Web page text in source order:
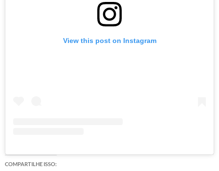
View this post on Instagram
COMPARTILHE ISSO: